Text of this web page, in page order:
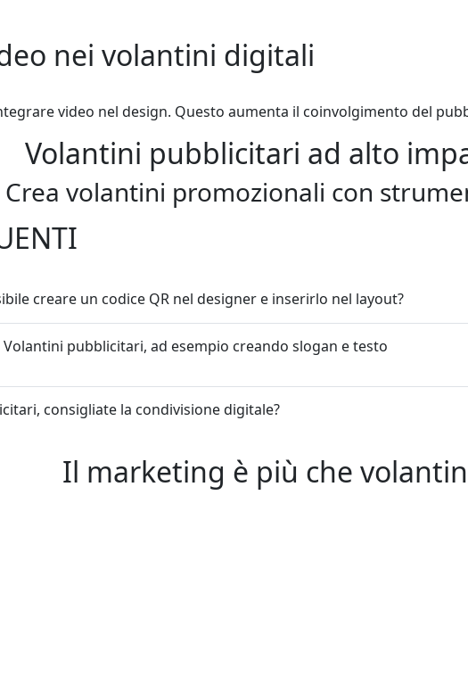
nei volantini digitali
video nel design. Questo aumenta il coinvolgimento del
Volantini pubblicitari ad alto
Crea volantini promozionali con
creare un codice QR nel designer e inserirlo nel layout?
Volantini pubblicitari, ad esempio creando slogan e testo
consigliate la condivisione digitale?
Il marketing è più che